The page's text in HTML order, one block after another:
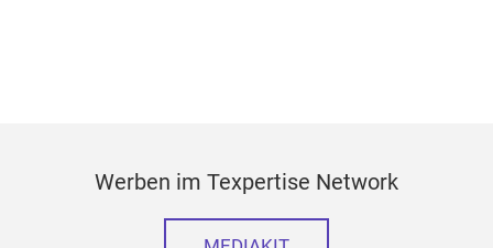
Werben im Texpertise Network